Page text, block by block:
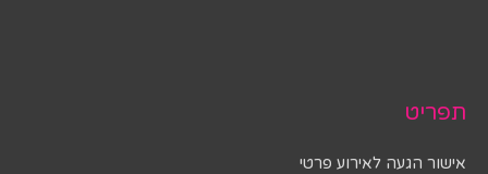
תפריט
אישור הגעה לאירוע פרטי